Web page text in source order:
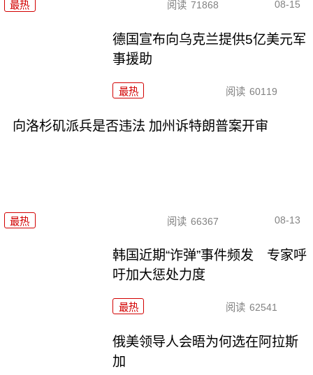
最热 阅读 71868 08-15
德国宣布向乌克兰提供5亿美元军
事援助
最热 阅读 60119
向洛杉矶派兵是否违法 加州诉特朗普案开审
最热 阅读 66367 08-13
韩国近期“诈弹”事件频发 专家呼
吁加大惩处力度
最热 阅读 62541
俄美领导人会晤为何选在阿拉斯
加